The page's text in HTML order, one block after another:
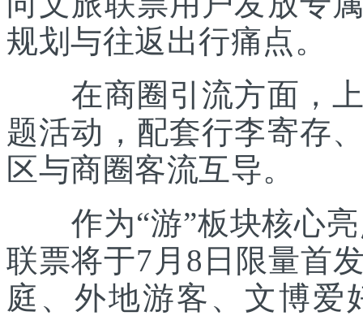
规划与往返出行痛点。
在商圈引流方面，上
题活动，配套行李寄存
区与商圈客流互导。
作为“游”板块核心亮
联票将于7月8日限量首
庭、外地游客、文博爱